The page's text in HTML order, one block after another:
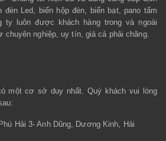
Led, biển hộp đèn, biển bạt, pano tấm
luôn được khách hàng trong và ngoài
nghiệp, uy tín, giá cả phải chăng.
một cơ sở duy nhất. Quý khách vui lòng
Hải 3- Anh Dũng, Dương Kinh, Hải